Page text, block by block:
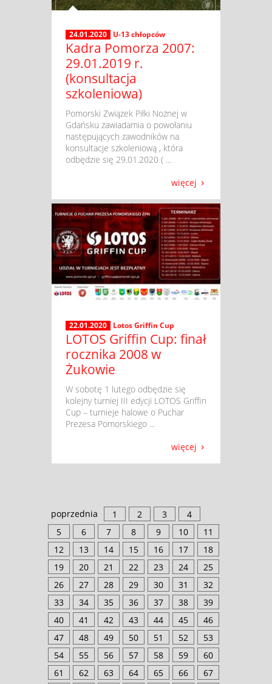
24.01.2020 U-13 chłopców
Kadra Pomorza 2007:
29.01.2019 r.
(konsultacja
szkoleniowa)
​ Pomorski Związek Piłki Nożnej w
Gdańsku zawiadamia o powołaniu
następujących zawodników na
konsultacje szkoleniową , która
odbędzie się 29.01.2020 ( ...
więcej
22.01.2020 Lotos Griffin Cup
LOTOS Griffin Cup: finał
rocznika 2008 w
Żukowie
​ W sobotę 1 lutego odbędzie się
kolejny turniej III edycji LOTOS Griffin
Cup – turnieje halowe o Puchar
Prezesa Pomorskiego ...
więcej
poprzednia 1 2 3
4
5
6 7 8 9 10
11
12
13 14 15 16 17
18
19
20 21 22 23 24
25
26
27 28 29 30 31
32
33
34 35 36 37 38
39
40
41 42 43 44 45
46
47
48 49 50 51 52
53
54
55 56 57 58 59
60
61
62 63 64 65 66
67